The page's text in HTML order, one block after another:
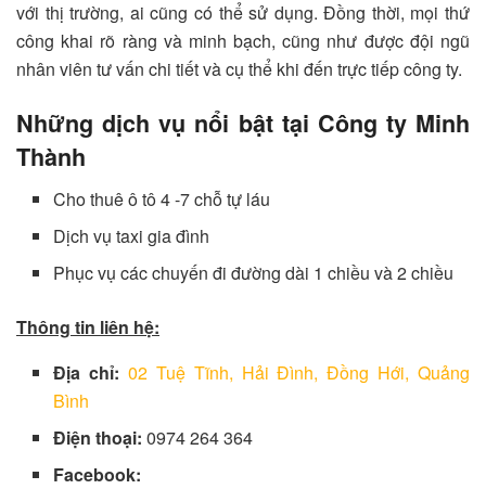
với thị trường, ai cũng có thể sử dụng. Đồng thời, mọi thứ
công khai rõ ràng và minh bạch, cũng như được đội ngũ
nhân viên tư vấn chi tiết và cụ thể khi đến trực tiếp công ty.
Những dịch vụ nổi bật tại Công ty Minh
Thành
Cho thuê ô tô 4 -7 chỗ tự láu
Dịch vụ taxi gia đình
Phục vụ các chuyến đi đường dài 1 chiều và 2 chiều
Thông tin liên hệ:
Địa chỉ: 02 Tuệ Tĩnh, Hải Đình, Đồng Hới, Quảng
Bình
Điện thoại: 0974 264 364
Facebook: